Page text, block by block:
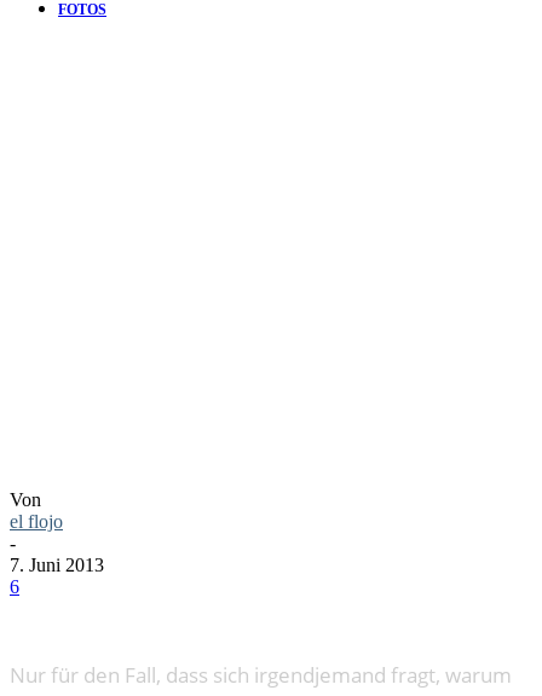
FOTOS
Von
el flojo
-
7. Juni 2013
6
Nur für den Fall, dass sich irgendjemand fragt, warum